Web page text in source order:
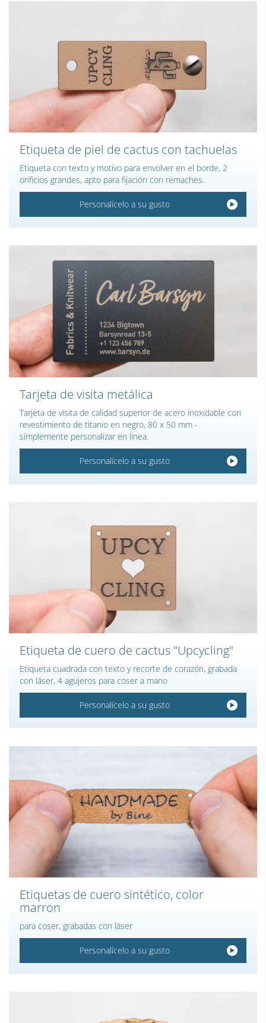
Etiqueta de piel de cactus con tachuelas
Etiqueta con texto y motivo para envolver en el borde, 2
orificios grandes, apto para fijación con remaches.
Personalícelo a su gusto
Tarjeta de visita metálica
Tarjeta de visita de calidad superior de acero inoxidable con
revestimiento de titanio en negro, 80 x 50 mm -
simplemente personalizar en línea.
Personalícelo a su gusto
Etiqueta de cuero de cactus "Upcycling"
Etiqueta cuadrada con texto y recorte de corazón, grabada
con láser, 4 agujeros para coser a mano
Personalícelo a su gusto
Etiquetas de cuero sintético, color
marron
para coser, grabadas con láser
Personalícelo a su gusto